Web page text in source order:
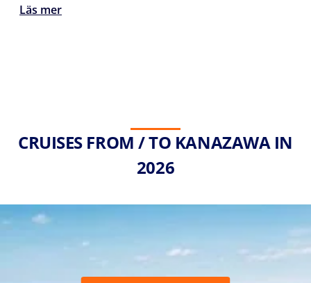
Läs mer
CRUISES FROM / TO KANAZAWA IN
2026